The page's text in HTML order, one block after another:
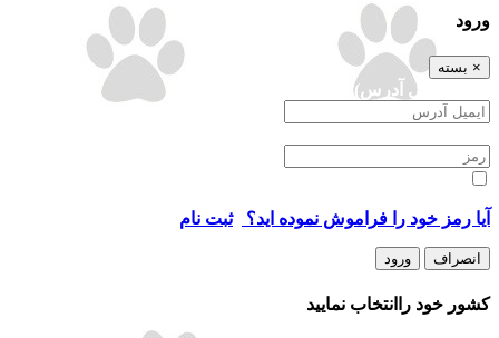
ورود
× بسته
ورود (ايميل آدرس)
آيا رمز خود را فراموش نموده ايد؟ /ثبت نام
انصراف ورود
كشور خود راانتخاب نماييد